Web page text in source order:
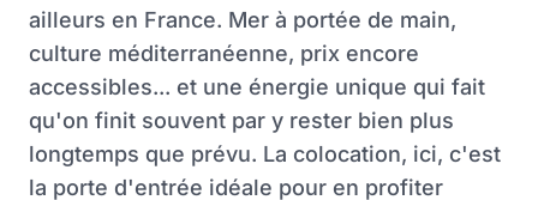
ailleurs en France. Mer à portée de main,
culture méditerranéenne, prix encore
accessibles... et une énergie unique qui fait
qu'on finit souvent par y rester bien plus
longtemps que prévu. La colocation, ici, c'est
la porte d'entrée idéale pour en profiter